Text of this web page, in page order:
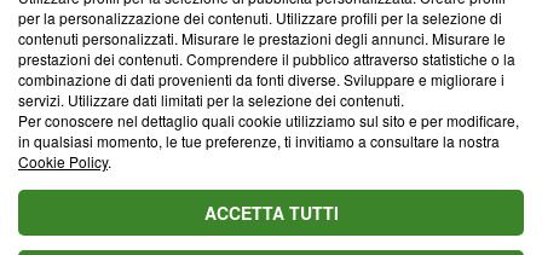
Informativa Privacy
Cookie Policy
Blasting SA, IDI CHE-247.845.224, Via Carlo Frasca, 3 - 6900
Lugano (Svizzera) Tel:+39 0690258937
© 2026 Blasting News
per la personalizzazione dei contenuti. Utilizzare profili per la selezione di
contenuti personalizzati. Misurare le prestazioni degli annunci. Misurare le
prestazioni dei contenuti. Comprendere il pubblico attraverso statistiche o la
combinazione di dati provenienti da fonti diverse. Sviluppare e migliorare i
servizi. Utilizzare dati limitati per la selezione dei contenuti.
Per conoscere nel dettaglio quali cookie utilizziamo sul sito e per modificare,
in qualsiasi momento, le tue preferenze, ti invitiamo a consultare la nostra
Cookie Policy.
ACCETTA TUTTI